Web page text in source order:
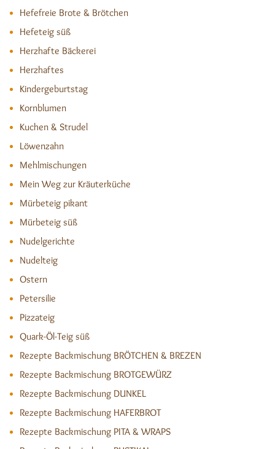
Hefefreie Brote & Brötchen
Hefeteig süß
Herzhafte Bäckerei
Herzhaftes
Kindergeburtstag
Kornblumen
Kuchen & Strudel
Löwenzahn
Mehlmischungen
Mein Weg zur Kräuterküche
Mürbeteig pikant
Mürbeteig süß
Nudelgerichte
Nudelteig
Ostern
Petersilie
Pizzateig
Quark-Öl-Teig süß
Rezepte Backmischung BRÖTCHEN & BREZEN
Rezepte Backmischung BROTGEWÜRZ
Rezepte Backmischung DUNKEL
Rezepte Backmischung HAFERBROT
Rezepte Backmischung PITA & WRAPS